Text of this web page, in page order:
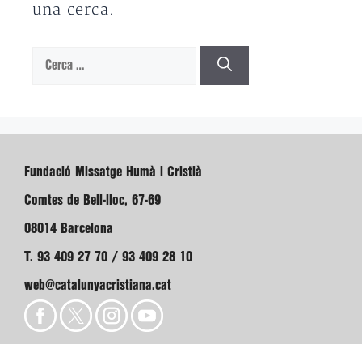
una cerca.
Cerca:
Fundació Missatge Humà i Cristià
Comtes de Bell-lloc, 67-69
08014 Barcelona
T. 93 409 27 70 / 93 409 28 10
web@catalunyacristiana.cat